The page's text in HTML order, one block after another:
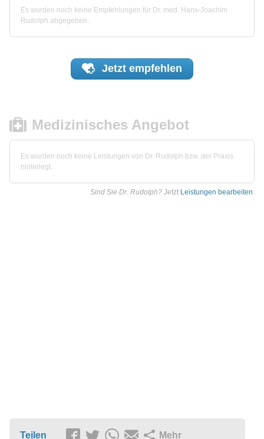
Es wurden noch keine Empfehlungen für Dr. med. Hans-Joachim
Rudolph abgegeben.
Jetzt empfehlen
Medizinisches Angebot
Es wurden noch keine Leistungen von Dr. Rudolph bzw. der Praxis
hinterlegt.
Sind Sie Dr. Rudolph? Jetzt Leistungen bearbeiten.
Teilen Mehr